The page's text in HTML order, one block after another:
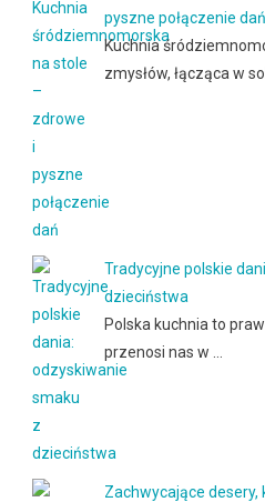
pyszne połączenie dań
Kuchnia
zmysłów, łącząca w
Tradycyjne polskie
dzieciństwa
Polska kuchnia to
przenosi nas w …
Zachwycające